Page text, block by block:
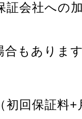
証会社への
合もありま
回保証料+